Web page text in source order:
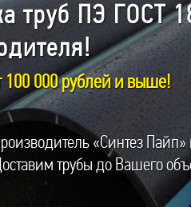
труб ПЭ ГОСТ
100 000 рублей и выше!
«Синтез
трубы до Вашего